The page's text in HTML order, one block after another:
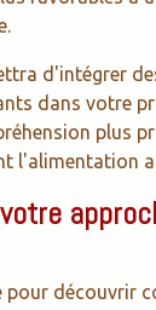
d'intégrer
dans votre
plus
l'alimentation
pour découvrir